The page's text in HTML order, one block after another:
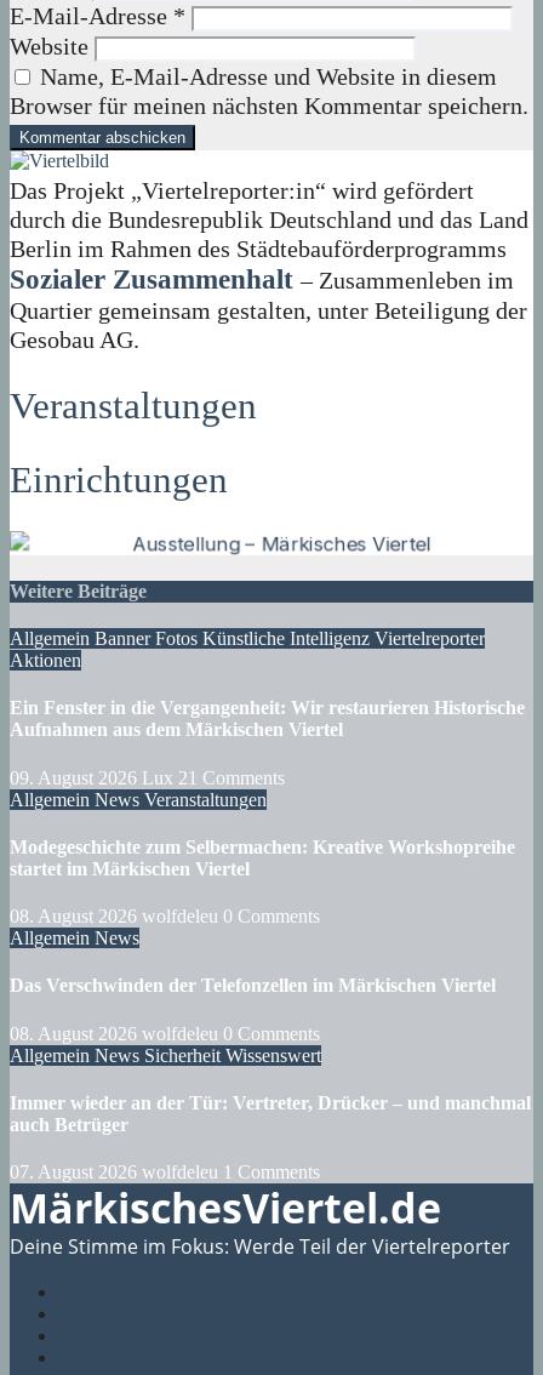
E-Mail-Adresse *
Website
Name, E-Mail-Adresse und Website in diesem
Browser für meinen nächsten Kommentar speichern.
Das Projekt „Viertelreporter:in“ wird gefördert
durch die Bundesrepublik Deutschland und das Land
Berlin im Rahmen des Städtebauförderprogramms
Sozialer Zusammenhalt – Zusammenleben im
Quartier gemeinsam gestalten, unter Beteiligung der
Gesobau AG.
Veranstaltungen
Einrichtungen
Weitere Beiträge
Allgemein BannerFotos Künstliche Intelligenz Viertelreporter
Aktionen
Ein Fenster in die Vergangenheit: Wir restaurieren Historische
Aufnahmen aus dem Märkischen Viertel
09. August 2026 Lux 21 Comments
Allgemein News Veranstaltungen
Modegeschichte zum Selbermachen: Kreative Workshopreihe
startet im Märkischen Viertel
08. August 2026 wolfdeleu 0 Comments
Allgemein News
Das Verschwinden der Telefonzellen im Märkischen Viertel
08. August 2026 wolfdeleu 0 Comments
Allgemein News Sicherheit Wissenswert
Immer wieder an der Tür: Vertreter, Drücker – und manchmal
auch Betrüger
07. August 2026 wolfdeleu 1 Comments
MärkischesViertel.de
Deine Stimme im Fokus: Werde Teil der Viertelreporter